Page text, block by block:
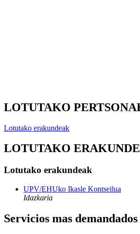
LOTUTAKO
Lotutako erakundeak
LOTUTAKO
Lotutako erakundeak
UPV/EHUko Ikasle Kontseilua
Idazkaria
Servicios mas